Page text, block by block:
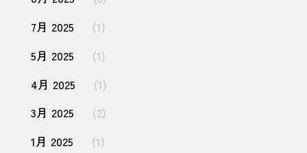
7月 2025
(1)
5月 2025
(1)
4月 2025
(1)
3月 2025
(2)
1月 2025
(1)